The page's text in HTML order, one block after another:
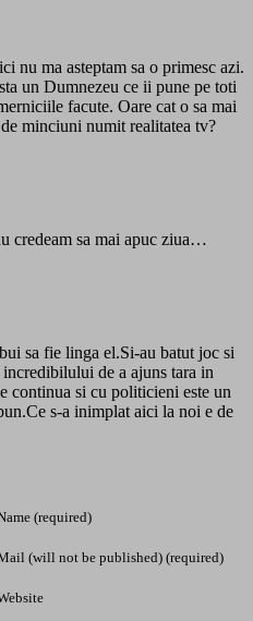
nu ma asteptam sa o primesc azi.
un Dumnezeu ce ii pune pe toti
facute. Oare cat o sa mai
minciuni numit realitatea tv?
credeam sa mai apuc ziua…
sa fie linga el.Si-au batut joc si
de a ajuns tara in
continua si cu politicieni este un
s-a inimplat aici la noi e de
(required)
(will not be published) (required)